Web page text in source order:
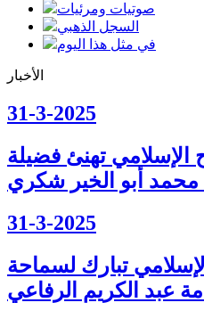
صوتيات ومرئيات
السجل الذهبي
في مثل هذا اليوم
الأخبار
31-3-2025
الإسلامي تهنئ فضيلة
محمد أبو الخير شكري
31-3-2025
تبارك لسماحة
عبد الكريم الرفاعي